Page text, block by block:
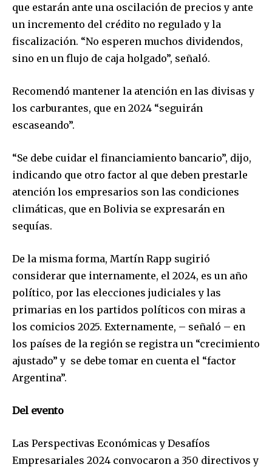
Join our community of
conversation.
To subscribe, simply enter your email address on our website
or click the subscribe button below. Don't worry, we respect
I've read and accept thePrivacy Policy.
que estarán ante una oscilación de precios y ante
un incremento del crédito no regulado y la
fiscalización. “No esperen muchos dividendos,
sino en un flujo de caja holgado”, señaló.
Recomendó mantener la atención en las divisas y
los carburantes, que en 2024 “seguirán
escaseando”.
“Se debe cuidar el financiamiento bancario”, dijo,
indicando que otro factor al que deben prestarle
atención los empresarios son las condiciones
climáticas, que en Bolivia se expresarán en
sequías.
De la misma forma, Martín Rapp sugirió
considerar que internamente, el 2024, es un año
político, por las elecciones judiciales y las
primarias en los partidos políticos con miras a
los comicios 2025. Externamente, – señaló – en
los países de la región se registra un “crecimiento
ajustado” y se debe tomar en cuenta el “factor
Argentina”.
Del evento
Las Perspectivas Económicas y Desafíos
Empresariales 2024 convocaron a 350 directivos y